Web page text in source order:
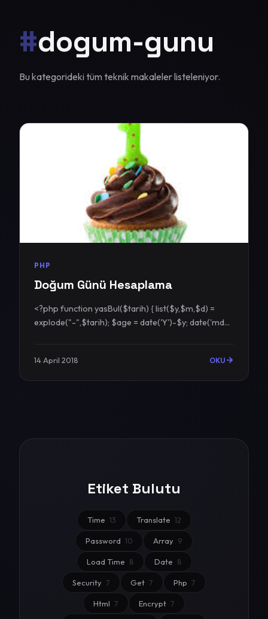
#dogum-gunu
Bu kategorideki tüm teknik makaleler listeleniyor.
PHP
Doğum Günü Hesaplama
<?php function yasBul($tarih) { list($y,$m,$d) =
explode("-",$tarih); $age = date('Y')-$y; date('md...
14 April 2018 OKU
Etiket Bulutu
Time 13 Translate 12
Password 10 Array 9
Load Time 8 Date 8
Security 7 Get 7 Php 7
Html 7 Encrypt 7